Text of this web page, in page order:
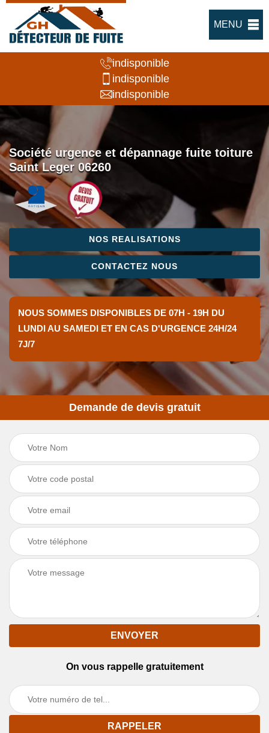
MENU
indisponible
indisponible
indisponible
Société urgence et dépannage fuite toiture
Saint Leger 06260
NOS REALISATIONS
CONTACTEZ NOUS
NOUS SOMMES DISPONIBLES DE 07H - 19H DU
LUNDI AU SAMEDI ET EN CAS D'URGENCE 24H/24
7J/7
Demande de devis gratuit
On vous rappelle gratuitement